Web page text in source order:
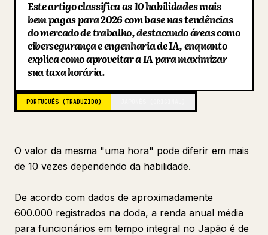
Blogue
Atualizações
Este artigo classifica as 10 habilidades mais
bem pagas para 2026 com base nas tendências
do mercado de trabalho, destacando áreas como
cibersegurança e engenharia de IA, enquanto
explica como aproveitar a IA para maximizar
sua taxa horária.
PORTUGUÊS (TRADUZIDO)
O valor da mesma "uma hora" pode diferir em mais
de 10 vezes dependendo da habilidade.
De acordo com dados de aproximadamente
600.000 registrados na doda, a renda anual média
para funcionários em tempo integral no Japão é de